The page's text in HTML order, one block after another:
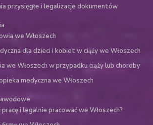
przysięgłe i legalizacje dokumentów
we Włoszech
dla dzieci i kobiet w ciąży we Włoszech
we Włoszech w przypadku ciąży lub choroby
medyczna we Włoszech
pracę i legalnie pracować we Włoszech?